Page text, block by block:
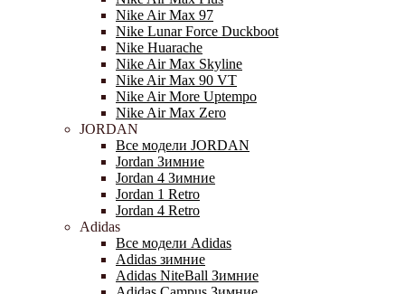
Nike Air Max 97
Nike Lunar Force Duckboot
Nike Huarache
Nike Air Max Skyline
Nike Air Max 90 VT
Nike Air More Uptempo
Nike Air Max Zero
JORDAN
Все модели JORDAN
Jordan Зимние
Jordan 4 Зимние
Jordan 1 Retro
Jordan 4 Retro
Adidas
Все модели Adidas
Adidas зимние
Adidas NiteBall Зимние